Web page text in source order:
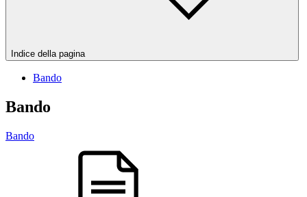
Indice della pagina
Bando
Bando
Bando